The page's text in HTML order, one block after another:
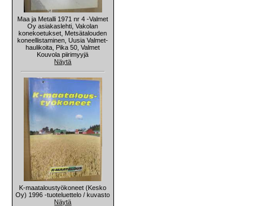
Maa ja Metalli 1971 nr 4 -Valmet
Oy asiakaslehti, Vakolan
konekoetukset, Metsätalouden
koneellistaminen, Uusia Valmet-
haulikoita, Pika 50, Valmet
Kouvola piirimyyjä
Näytä
K-maataloustyökoneet (Kesko
Oy) 1996 -tuoteluettelo / kuvasto
Näytä